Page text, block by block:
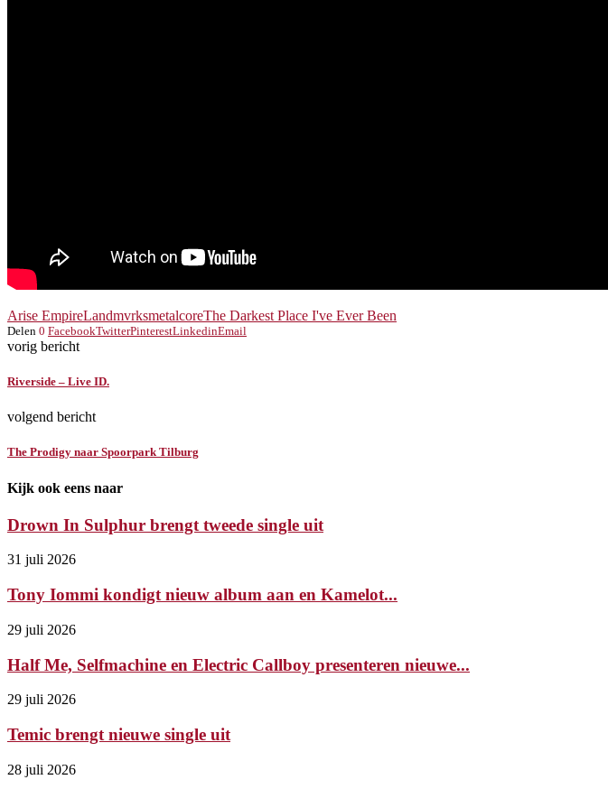
Arise EmpireLandmvrksmetalcoreThe Darkest Place I've Ever Been
Delen 0 FacebookTwitterPinterestLinkedinEmail
vorig bericht
Riverside – Live ID.
volgend bericht
The Prodigy naar Spoorpark Tilburg
Kijk ook eens naar
Drown In Sulphur brengt tweede single uit
31 juli 2026
Tony Iommi kondigt nieuw album aan en Kamelot...
29 juli 2026
Half Me, Selfmachine en Electric Callboy presenteren nieuwe...
29 juli 2026
Temic brengt nieuwe single uit
28 juli 2026